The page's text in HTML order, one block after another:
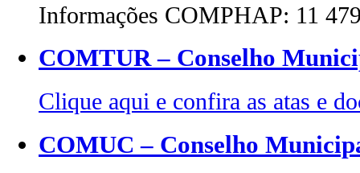
Informações COMPHAP: 11
COMTUR – Conselho
Clique aqui e confira as atas e
COMUC – Conselho